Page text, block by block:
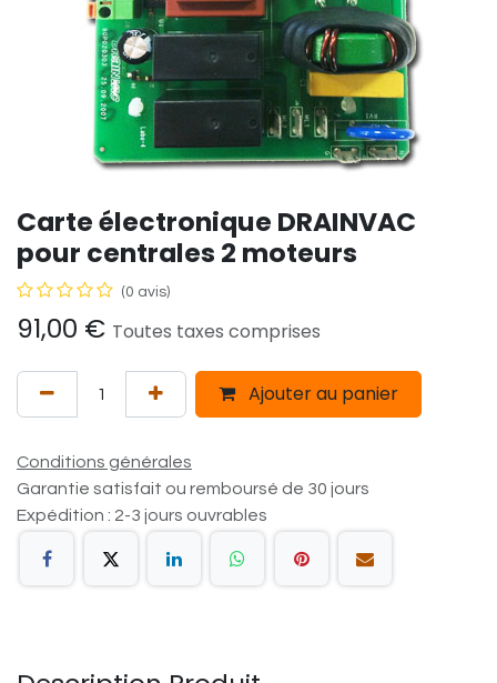
Carte électronique DRAINVAC
pour centrales 2 moteurs
(0 avis)
91,00 € Toutes taxes comprises
Ajouter au panier
Conditions générales
Garantie satisfait ou remboursé de 30 jours
Expédition : 2-3 jours ouvrables